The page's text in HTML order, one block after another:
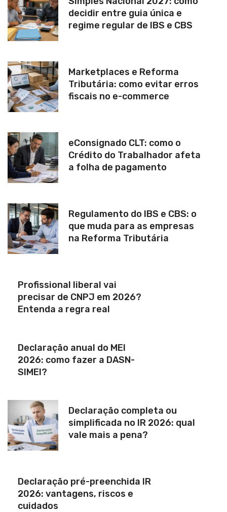
decidir entre guia única e
regime regular de IBS e CBS
Marketplaces e Reforma
Tributária: como evitar erros
fiscais no e-commerce
eConsignado CLT: como o
Crédito do Trabalhador afeta
a folha de pagamento
Regulamento do IBS e CBS: o
que muda para as empresas
na Reforma Tributária
Profissional liberal vai
precisar de CNPJ em 2026?
Entenda a regra real
Declaração anual do MEI
2026: como fazer a DASN-
SIMEI?
Declaração completa ou
simplificada no IR 2026: qual
vale mais a pena?
Declaração pré-preenchida IR
2026: vantagens, riscos e
cuidados